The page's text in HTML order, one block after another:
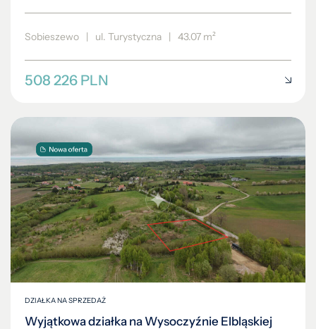
Sobieszewo | ul. Turystyczna | 43.07 m²
508 226 PLN
DZIAŁKA NA SPRZEDAŻ
Wyjątkowa działka na Wysoczyźnie Elbląskiej